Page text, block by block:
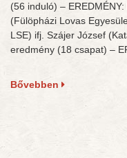
(56 induló) –
(Fülöpházi Lovas
LSE) ifj. Szájer József
eredmény (18 csapat) –
Bővebben